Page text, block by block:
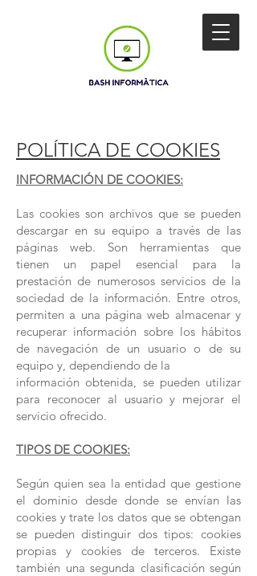
POLÍTICA DE COOKIES
INFORMACIÓN DE COOKIES:
Las cookies son archivos que se pueden
descargar en su equipo a través de las
páginas web. Son herramientas que
tienen un papel esencial para la
prestación de numerosos servicios de la
sociedad de la información. Entre otros,
permiten a una página web almacenar y
recuperar información sobre los hábitos
de navegación de un usuario o de su
equipo y, dependiendo de la
información obtenida, se pueden utilizar
para reconocer al usuario y mejorar el
servicio ofrecido.
TIPOS DE COOKIES:
Según quien sea la entidad que gestione
el dominio desde donde se envían las
cookies y trate los datos que se obtengan
se pueden distinguir dos tipos: cookies
propias y cookies de terceros. Existe
también una segunda clasificación según